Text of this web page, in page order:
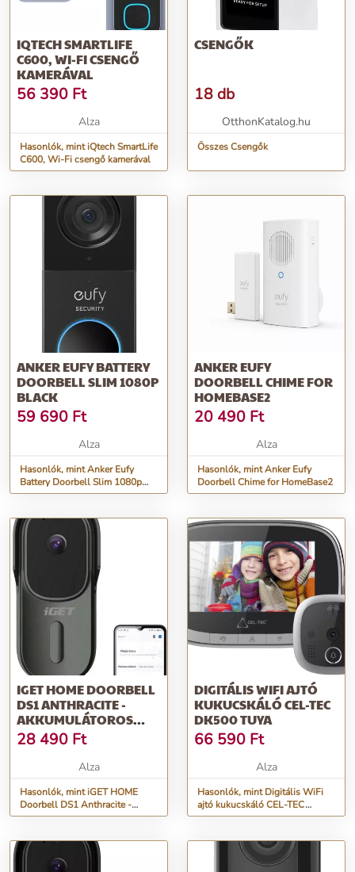
IQTECH SMARTLIFE
C600, WI-FI CSENGŐ
KAMERÁVAL
56 390 Ft
Alza
Hasonlók, mint iQtech SmartLife
C600, Wi-Fi csengő kamerával
CSENGŐK
18 db
OtthonKatalog.hu
Összes Csengők
ANKER EUFY BATTERY
DOORBELL SLIM 1080P
BLACK
59 690 Ft
Alza
Hasonlók, mint Anker Eufy
Battery Doorbell Slim 1080p
Black
ANKER EUFY
DOORBELL CHIME FOR
HOMEBASE2
20 490 Ft
Alza
Hasonlók, mint Anker Eufy
Doorbell Chime for HomeBase2
IGET HOME DOORBELL
DS1 ANTHRACITE -
AKKUMULÁTOROS
WIFI VIDEÓ
KAPUTELEFON FULLHD
VIDEÓ- ÉS HANGÁTVITE
28 490 Ft
Alza
Hasonlók, mint iGET HOME
Doorbell DS1 Anthracite -
akkumulátoros WiFi videó
hangátvite
DIGITÁLIS WIFI AJTÓ
KUKUCSKÁLÓ CEL-TEC
DK500 TUYA
66 590 Ft
Alza
Hasonlók, mint Digitális WiFi
ajtó kukucskáló CEL-TEC
DK500 Tuya